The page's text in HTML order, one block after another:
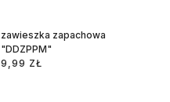
zawieszka zapachowa
"DDZPPM"
9,99 ZŁ